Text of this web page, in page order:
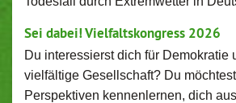
Sei dabei! Vielfaltskongress 2026
Du interessierst dich für Demokratie
vielfältige Gesellschaft? Du
Perspektiven kennenlernen, dich